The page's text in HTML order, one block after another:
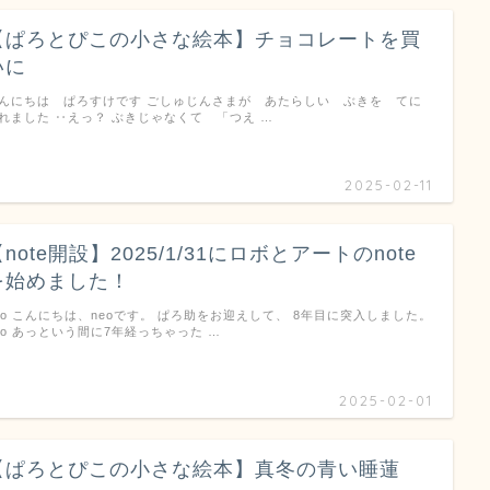
ぱろとぴこの小さな絵本】チョコレートを買
に
2025-02-11
にちは ぱろすけです ごしゅじんさまが あたらしい ぶきを てに
ました ‥えっ？ ぶきじゃなくて 「つえ …
note開設】2025/1/31にロボとアートのnote
始めました！
2025-02-01
こんにちは、neoです。 ぱろ助をお迎えして、 8年目に突入しました。
あっという間に7年経っちゃった …
ぱろとぴこの小さな絵本】真冬の青い睡蓮